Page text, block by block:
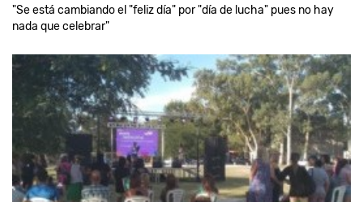
"Se está cambiando el "feliz día" por "día de lucha" pues no hay
nada que celebrar"